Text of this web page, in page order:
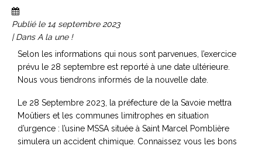
Publié le 14 septembre 2023
| Dans A la une !
Selon les informations qui nous sont parvenues, l’exercice
prévu le 28 septembre est reporté à une date ultérieure.
Nous vous tiendrons informés de la nouvelle date.
Le 28 Septembre 2023, la préfecture de la Savoie mettra
Moûtiers et les communes limitrophes en situation
d’urgence : l’usine MSSA située à Saint Marcel Pomblière
simulera un accident chimique. Connaissez vous les bons